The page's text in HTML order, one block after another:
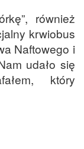
również
krwiobus
Naftowego i
udało się
który